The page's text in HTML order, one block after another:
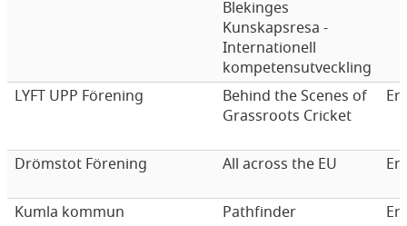
Blekinges
Kunskapsresa -
Internationell
kompetensutveckling
LYFT UPP Förening
Behind the Scenes of
Grassroots Cricket
Drömstot Förening All across the EU
Kumla kommun Pathfinder